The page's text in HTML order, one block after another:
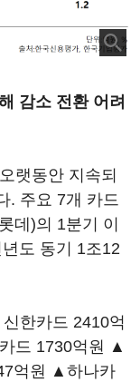
감소 전환 어려
랫동안 지속되
. 주요 7개 카드
데)의 1분기 이
도 동기 1조12
한카드 2410억
드 1730억원 ▲
억원 ▲하나카